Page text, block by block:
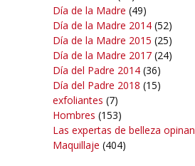
Día de la Madre (49)
Día de la Madre 2014 (52)
Día de la Madre 2015 (25)
Día de la Madre 2017 (24)
Día del Padre 2014 (36)
Día del Padre 2018 (15)
exfoliantes (7)
Hombres (153)
Las expertas de belleza opinan
Maquillaje (404)